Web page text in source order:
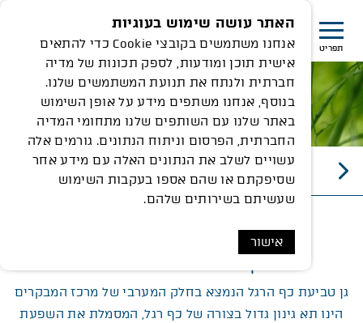
תפריט
גן טביעת הרגל
גן טביעת כף הרגל הנמצא בחלק המערבי של מרכז המבקרים
הינו תא גינון גדול בצורה של כף רגל, המסמלת את השפעת
האתר עושה שימוש בעוגיות
אנחנו משתמשים בקובצי Cookie כדי להתאים
אישית תוכן ומודעות, לספק תכונות של מדיה
חברתית ולנתח את תנועת המשתמשים שלנו.
בנוסף, אנחנו משתפים מידע על אופן השימוש
באתר שלנו עם השותפים שלנו מתחומי המדיה
החברתית, הפרסום וניתוח הנתונים. גורמים אלה
עשויים לשלב את הנתונים האלה עם מידע אחר
שסיפקתם או שהם אספו בעקבות השימוש
שעשיתם בשירותים שלהם.
אישור